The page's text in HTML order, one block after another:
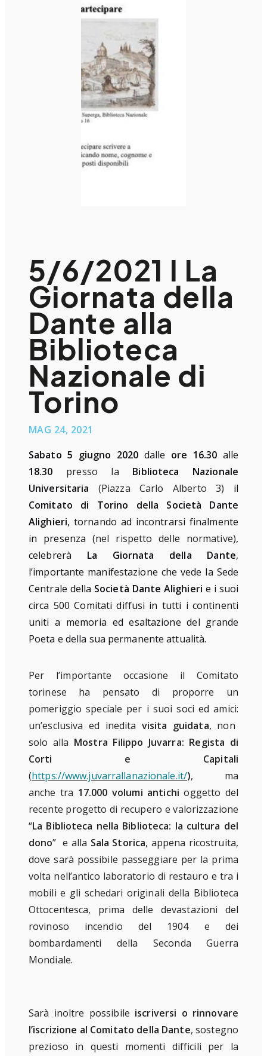
5/6/2021 I La
Giornata della
Dante alla
Biblioteca
Nazionale di
Torino
MAG 24, 2021
Sabato 5 giugno 2020 dalle ore 16.30 alle
18.30
presso la Biblioteca Nazionale
Universitaria (Piazza Carlo Alberto 3) il
Comitato di Torino della Società Dante
Alighieri, tornando ad incontrarsi finalmente
in presenza (nel rispetto delle normative),
celebrerà La Giornata della Dante,
l’importante manifestazione che vede la Sede
Centrale della Società Dante Alighieri e i suoi
circa 500 Comitati diffusi in tutti i continenti
uniti a memoria ed esaltazione del grande
Poeta e della sua permanente attualità.
Per l’importante occasione il Comitato
torinese ha pensato di proporre un
pomeriggio speciale per i suoi soci ed amici:
un’esclusiva ed inedita visita guidata, non
solo alla Mostra Filippo Juvarra: Regista di
Corti e Capitali
(https://www.juvarrallanazionale.it/), ma
anche tra 17.000 volumi antichi oggetto del
recente progetto di recupero e valorizzazione
“La Biblioteca nella Biblioteca: la cultura del
dono” e alla Sala Storica, appena ricostruita,
dove sarà possibile passeggiare per la prima
volta nell’antico laboratorio di restauro e tra i
mobili e gli schedari originali della Biblioteca
Ottocentesca, prima delle devastazioni del
rovinoso incendio del 1904 e dei
bombardamenti della Seconda Guerra
Mondiale.
Sarà inoltre possibile iscriversi o rinnovare
l’iscrizione al Comitato della Dante, sostegno
prezioso in questi momenti difficili per la